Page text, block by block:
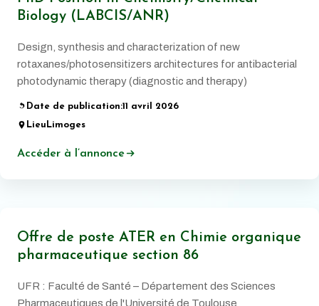
Biology (LABCIS/ANR)
Design, synthesis and characterization of new
rotaxanes/photosensitizers architectures for antibacterial
photodynamic therapy (diagnostic and therapy)
Date de publication:11 avril 2026
Lieu Limoges
Accéder à l’annonce
Offre de poste ATER en Chimie organique
pharmaceutique section 86
UFR : Faculté de Santé – Département des Sciences
Pharmaceutiques de l'Université de Toulouse